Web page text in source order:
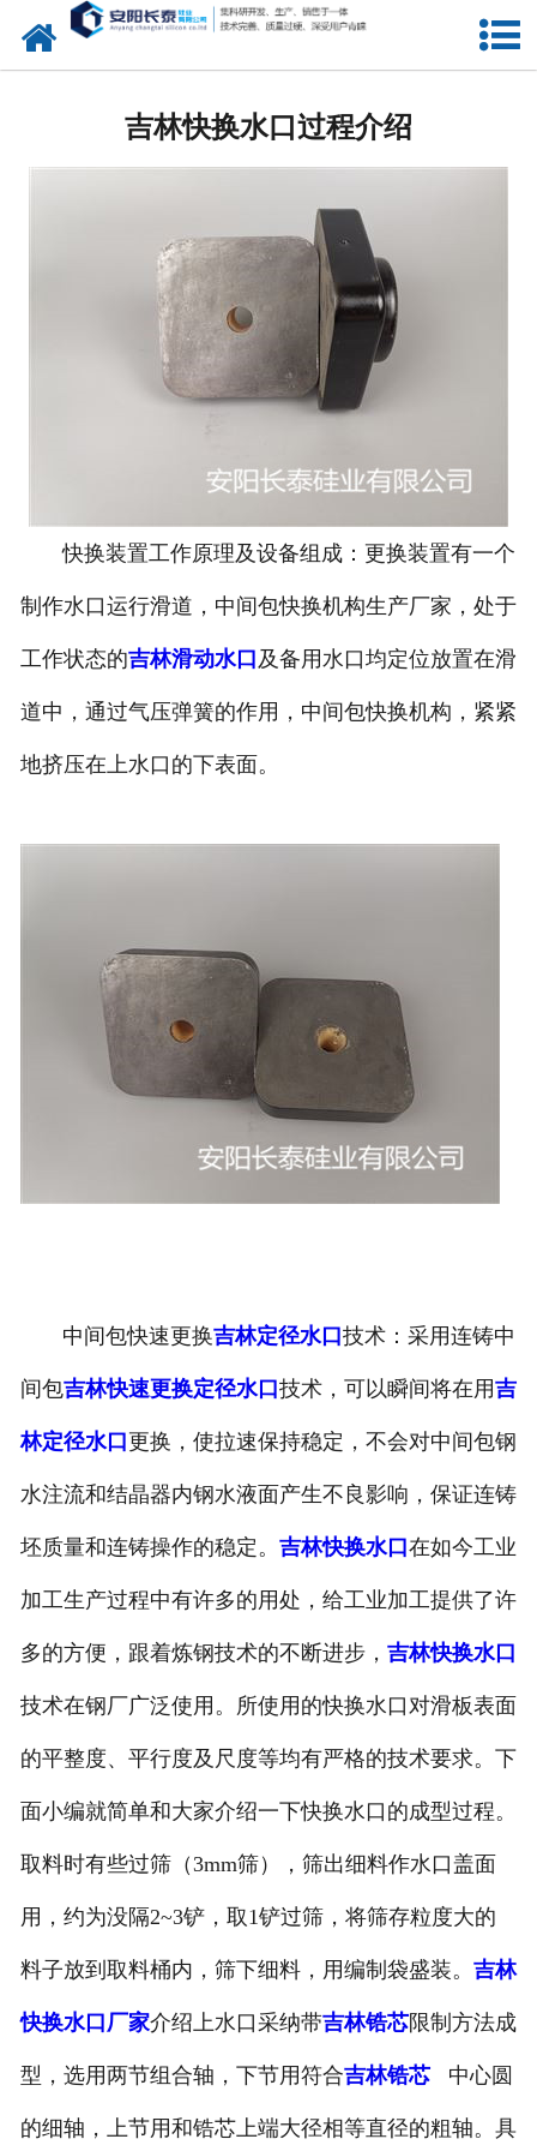
网站首页
中间包水口
定径水口
产品中心
新闻中心
吉林快换水口过程介绍
快换装置工作原理及设备组成：更换装置有一个
制作水口运行滑道，中间包快换机构生产厂家，处于
工作状态的吉林滑动水口 及备用水口均定位放置在滑
道中，通过气压弹簧的作用，中间包快换机构，紧紧
地挤压在上水口的下表面。
中间包快速更换吉林定径水口 技术：采用连铸中
间包吉林快速更换定径水口 技术，可以瞬间将在用吉
林定径水口 更换，使拉速保持稳定，不会对中间包钢
水注流和结晶器内钢水液面产生不良影响，保证连铸
坯质量和连铸操作的稳定。 吉林快换水口 在如今工业
加工生产过程中有许多的用处，给工业加工提供了许
多的方便，跟着炼钢技术的不断进步， 吉林快换水口
技术在钢厂广泛使用。所使用的快换水口对滑板表面
的平整度、平行度及尺度等均有严格的技术要求。下
面小编就简单和大家介绍一下快换水口的成型过程。
取料时有些过筛（3mm筛），筛出细料作水口盖面
用，约为没隔2~3铲，取1铲过筛，将筛存粒度大的
料子放到取料桶内，筛下细料，用编制袋盛装。 吉林
快换水口厂家介绍上水口采纳带吉林锆芯限制方法成
型，选用两节组合轴，下节用符合吉林锆芯中心圆
的细轴，上节用和锆芯上端大径相等直径的粗轴。具